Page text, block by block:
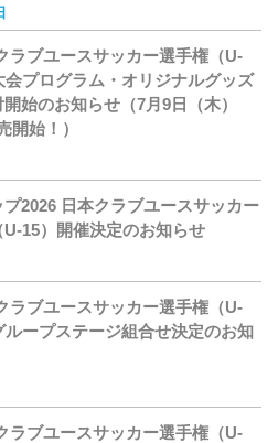
ラブユースサッカー選手権（U-
プログラム・オリジナルグッズ
始のお知らせ（7月9日（木）
開始！）
プ2026 日本クラブユースサッカー
15）開催決定のお知らせ
ラブユースサッカー選手権（U-
ープステージ組合せ決定のお知
ラブユースサッカー選手権（U-